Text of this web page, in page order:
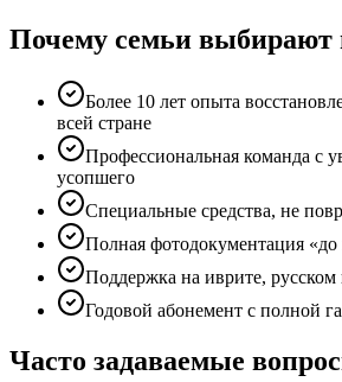
Почему семьи выбирают
Более 10 лет опыта
всей стране
Профессиональная команда с
усопшего
Специальные средства, не
Полная фотодокументация «до
Поддержка на иврите, русском
Годовой абонемент с полной
Часто задаваемые